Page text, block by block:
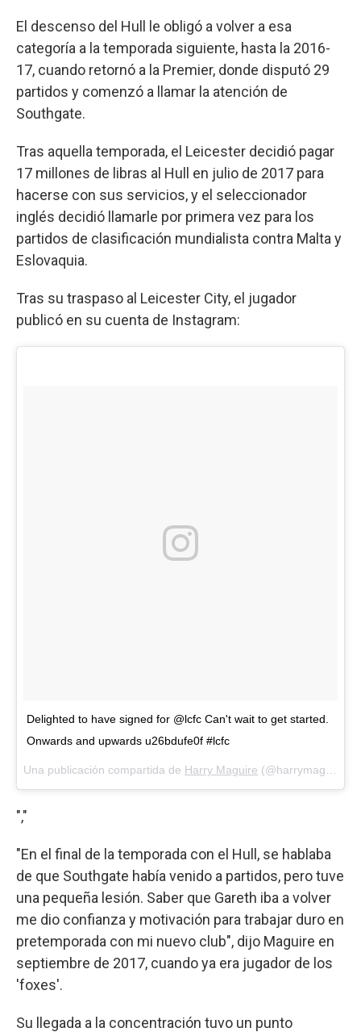
El descenso del Hull le obligó a volver a esa
categoría a la temporada siguiente, hasta la 2016-
17, cuando retornó a la Premier, donde disputó 29
partidos y comenzó a llamar la atención de
Southgate.
Tras aquella temporada, el Leicester decidió pagar
17 millones de libras al Hull en julio de 2017 para
hacerse con sus servicios, y el seleccionador
inglés decidió llamarle por primera vez para los
partidos de clasificación mundialista contra Malta y
Eslovaquia.
Tras su traspaso al Leicester City, el jugador
publicó en su cuenta de Instagram:
Delighted to have signed for @lcfc Can't wait to get started.
Onwards and upwards u26bdufe0f #lcfc
Una publicación compartida de Harry Maguire (@harrymaguire93) el
","
"En el final de la temporada con el Hull, se hablaba
de que Southgate había venido a partidos, pero tuve
una pequeña lesión. Saber que Gareth iba a volver
me dio confianza y motivación para trabajar duro en
pretemporada con mi nuevo club", dijo Maguire en
septiembre de 2017, cuando ya era jugador de los
'foxes'.
Su llegada a la concentración tuvo un punto